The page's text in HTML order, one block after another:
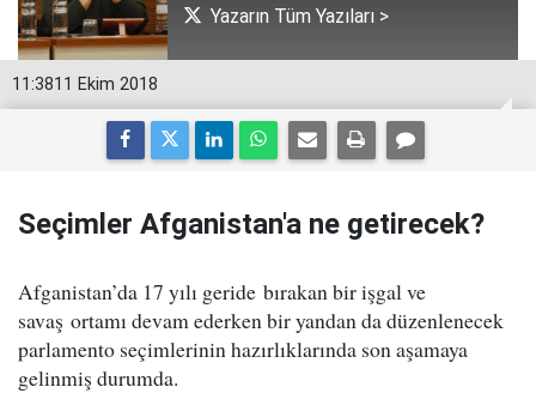
Yazarın Tüm Yazıları >
11:3811 Ekim 2018
Seçimler Afganistan'a ne getirecek?
Afganistan’da 17 yılı geride bırakan bir işgal ve
savaş ortamı devam ederken bir yandan da düzenlenecek
parlamento seçimlerinin hazırlıklarında son aşamaya
gelinmiş durumda.